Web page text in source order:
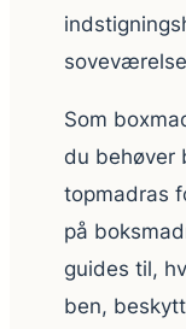
Som
du behøver
topmadras
på
guides til,
ben,